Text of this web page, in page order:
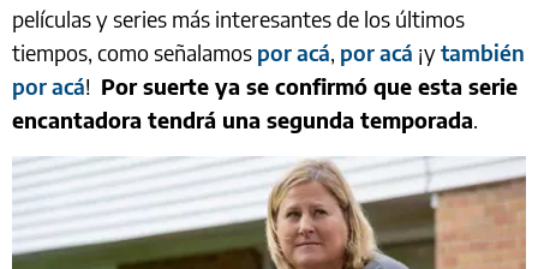
películas y series más interesantes de los últimos
tiempos, como señalamos por acá, por acá ¡ytambién
por acá! Por suerte ya se confirmó que esta serie
encantadora tendrá una segunda temporada.